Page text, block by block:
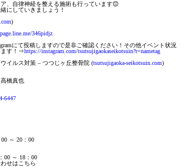
、自律神経を整える施術も行っています😊
にしていきましょう！
)
346pidjz
にて投稿しますので是非ご確認ください！その他イベント状況
ます！⇒https://instagram.com/tsutsujigaokaseikotsuin?r=nametag
イルス対策 – つつじヶ丘整骨院 (tsutsujigaoka-seikotsuin.com)
橋真也
6447
～ 20：00
～ 18：00
せはこちら